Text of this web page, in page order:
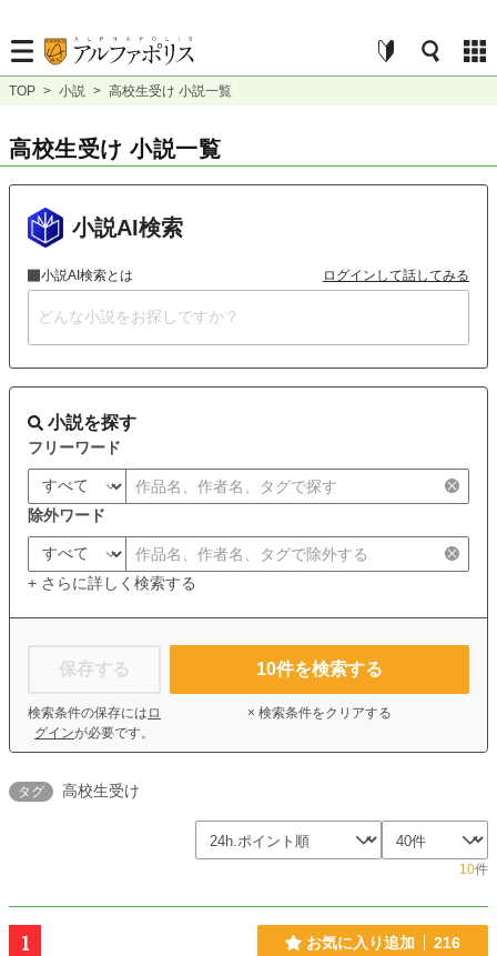
TOP > 小説 > 高校生受け 小説一覧
高校生受け 小説一覧
小説AI検索
小説AI検索とは ログインして話してみる
小説を探す
フリーワード
除外ワード
+ さらに詳しく検索する
保存する
検索条件の保存には ロ
グインが必要です。
10件を検索する
× 検索条件をクリアする
タグ 高校生受け
10件
1 お気に入り追加 216